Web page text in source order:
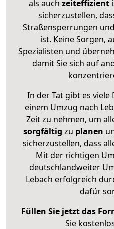
als auch zeiteffizient
sicherzustellen,
Straßensperrungen
ist. Keine Sorgen,
Spezialisten und
damit Sie sich auf
In der Tat gibt es viele
einem Umzug nach
Zeit zu nehmen, um
sorgfältig zu planen
sicherzustellen, dass
Mit der richtigen
deutschlandweiter
Lebach erfolgreich
dafür
Füllen Sie jetzt das
Sie